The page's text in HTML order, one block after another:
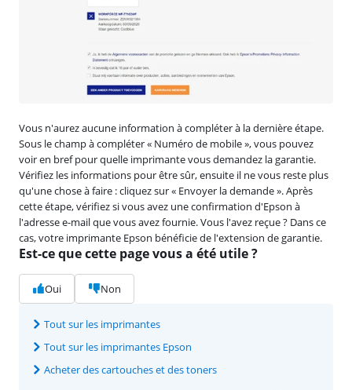
Vous n'aurez aucune information à compléter à la dernière étape.
Sous le champ à compléter « Numéro de mobile », vous pouvez
voir en bref pour quelle imprimante vous demandez la garantie.
Vérifiez les informations pour être sûr, ensuite il ne vous reste plus
qu'une chose à faire : cliquez sur « Envoyer la demande ». Après
cette étape, vérifiez si vous avez une confirmation d'Epson à
l'adresse e-mail que vous avez fournie. Vous l'avez reçue ? Dans ce
cas, votre imprimante Epson bénéficie de l'extension de garantie.
Est-ce que cette page vous a été utile ?
Oui Non
Tout sur les imprimantes
Tout sur les imprimantes Epson
Acheter des cartouches et des toners